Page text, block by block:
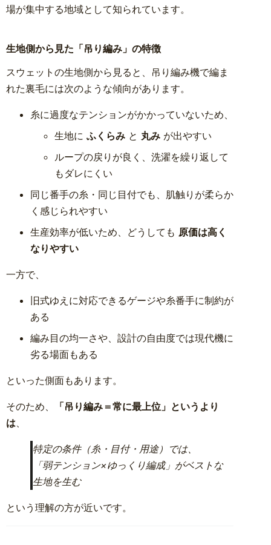
場が集中する地域として知られています。
生地側から見た「吊り編み」の特徴
スウェットの生地側から見ると、吊り編み機で編ま
れた裏毛には次のような傾向があります。
糸に過度なテンションがかかっていないため、
生地に ふくらみと 丸みが出やすい
ループの戻りが良く、洗濯を繰り返して
もダレにくい
同じ番手の糸・同じ目付でも、肌触りが柔らか
く感じられやすい
生産効率が低いため、どうしても 原価は高く
なりやすい
一方で、
旧式ゆえに対応できるゲージや糸番手に制約が
ある
編み目の均一さや、設計の自由度では現代機に
劣る場面もある
といった側面もあります。
そのため、
「吊り編み＝常に最上位」というより
は、
特定の条件（糸・目付・用途）では、
「弱テンション×ゆっくり編成」がベストな
生地を生む
という理解の方が近いです。